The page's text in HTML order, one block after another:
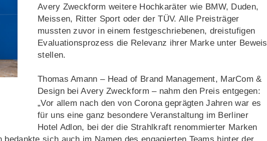
Avery Zweckform weitere Hochkaräter wie BMW, Duden,
Meissen, Ritter Sport oder der TÜV. Alle Preisträger
mussten zuvor in einem festgeschriebenen, dreistufigen
Evaluationsprozess die Relevanz ihrer Marke unter Beweis
stellen.
Thomas Amann – Head of Brand Management, MarCom &
Design bei Avery Zweckform – nahm den Preis entgegen:
„Vor allem nach den von Corona geprägten Jahren war es
für uns eine ganz besondere Veranstaltung im Berliner
Hotel Adlon, bei der die Strahlkraft renommierter Marken
bedankte sich auch im Namen des engagierten Teams hinter der